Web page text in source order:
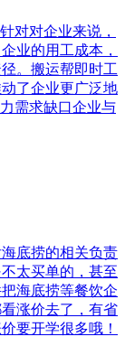
对对企业来说，
业的用工成本，
。搬运帮即时工
了企业更广泛地
需求缺口企业与
底捞的相关负责
太买单的，甚至
海底捞等餐饮企
涨价去了，有省
要开学很多哦！